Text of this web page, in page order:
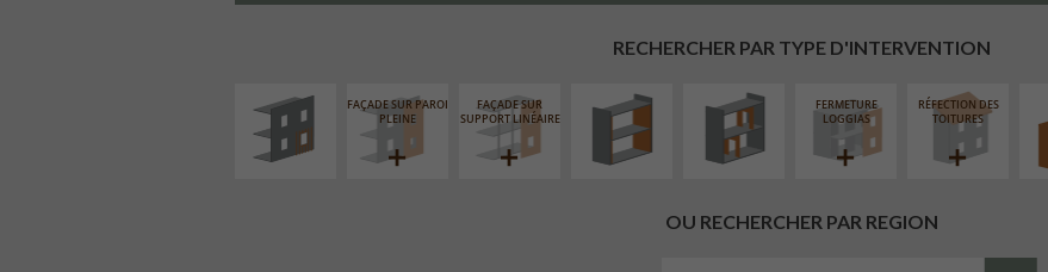
RECHERCHER PAR TYPE D'INTERVENTION
ISOLATION
FAÇADE SUR PAROI
PLEINE
FAÇADE SUR
SUPPORT LINÉAIRE
INTÉRIEURE
FERMETURE
LOGGIAS
RÉFECTION DES
TOITURES
OU RECHERCHER PAR REGION